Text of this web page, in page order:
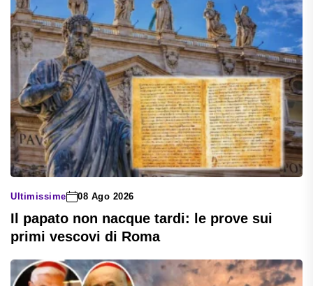
Ultimissime 08 Ago 2026
Il papato non nacque tardi: le prove sui
primi vescovi di Roma